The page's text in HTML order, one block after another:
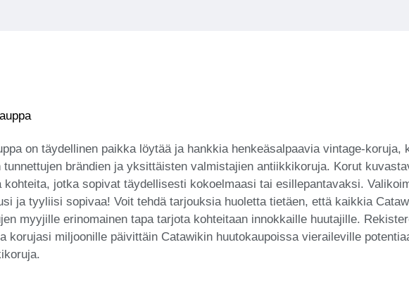
on täydellinen paikka löytää ja hankkia henkeäsalpaavia vintage-
brändien ja yksittäisten valmistajien antiikkikoruja. Korut
kohteita, jotka sopivat täydellisesti kokoelmaasi tai esillepantavaksi.
ja tyyliisi sopivaa! Voit tehdä tarjouksia huoletta tietäen, että kaikkia
myyjille erinomainen tapa tarjota kohteitaan innokkaille huutajille.
korujasi miljoonille päivittäin Catawikin huutokaupoissa vieraileville